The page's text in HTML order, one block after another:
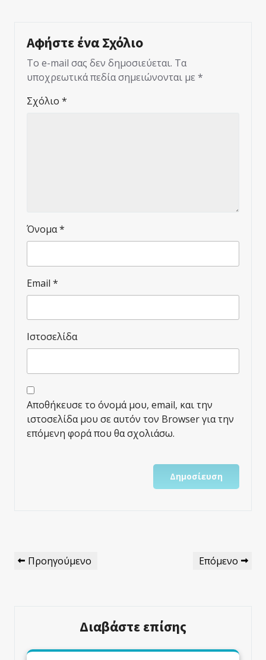
Αφήστε ένα Σχόλιο
Το e-mail σας δεν δημοσιεύεται. Τα
υποχρεωτικά πεδία σημειώνονται με *
Σχόλιο *
Όνομα*
Email *
Ιστοσελίδα
Αποθήκευσε το όνομά μου, email, και την
ιστοσελίδα μου σε αυτόν τον Browser για την
επόμενη φορά που θα σχολιάσω.
Πλοήγηση
Άρθρων
Προηγούμενο
Προηγούμενο
Επόμενο
Επόμενο
Διαβάστε επίσης